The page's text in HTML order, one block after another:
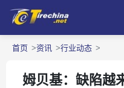
首页 资讯 行业动态
姆贝基：缺陷越